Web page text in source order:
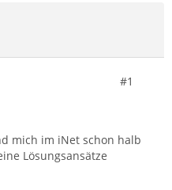
#1
mich im iNet schon halb
Lösungsansätze